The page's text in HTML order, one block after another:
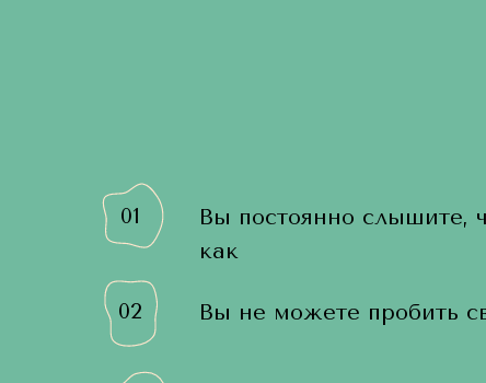
Вы постоянно слышите,
как
Вы не можете пробить
01
02